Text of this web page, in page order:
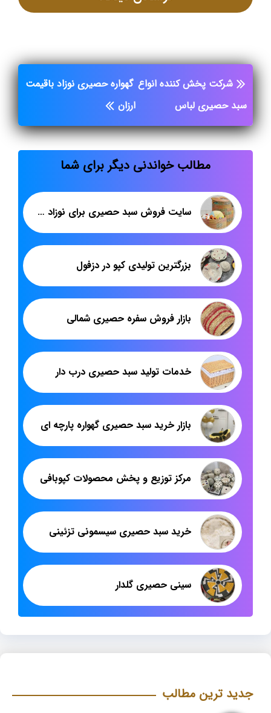
شرکت پخش کننده انواع
سبد حصیری لباس
گهواره حصیری نوزاد باقیمت
ارزان
مطالب خواندنی دیگر برای شما
سایت فروش سبد حصیری برای نوزاد گرد
بزرگترین تولیدی کپو در دزفول
بازار فروش سفره حصیری شمالی
خدمات تولید سبد حصیری درب دار
بازار خرید سبد حصیری گهواره پارچه ای
مرکز توزیع و پخش محصولات کپوبافی
خرید سبد حصیری سیسمونی تزئینی
سینی حصیری گلدار
جدید ترین مطالب